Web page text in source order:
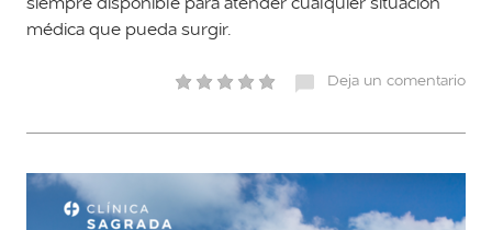
médica que pueda surgir.
Deja un comentario